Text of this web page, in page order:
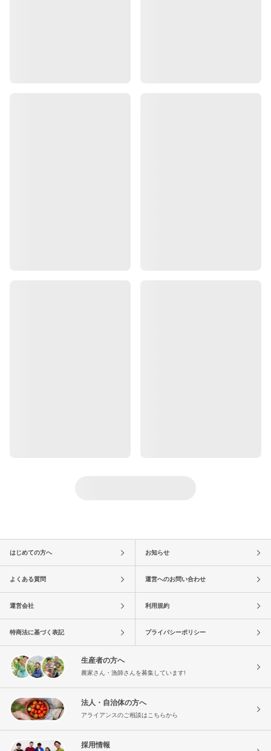
はじめての方へ お知らせ
よくある質問 運営へのお問い合わせ
運営会社 利用規約
特商法に基づく表記 プライバシーポリシー
生産者の方へ
農家さん・漁師さんを募集しています!
法人・自治体の方へ
アライアンスのご相談はこちらから
採用情報